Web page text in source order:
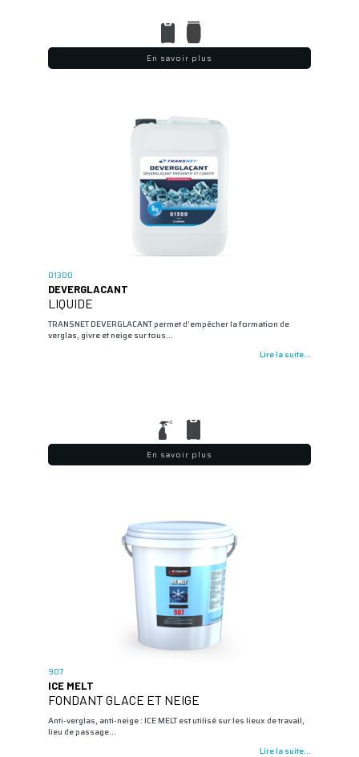
En savoir plus
01300
DEVERGLACANT
LIQUIDE
TRANSNET DEVERGLACANT permet d’empêcher la formation de
verglas, givre et neige sur tous…
Lire la suite...
En savoir plus
907
ICE MELT
FONDANT GLACE ET NEIGE
Anti-verglas, anti-neige : ICE MELT est utilisé sur les lieux de travail,
lieu de passage…
Lire la suite...